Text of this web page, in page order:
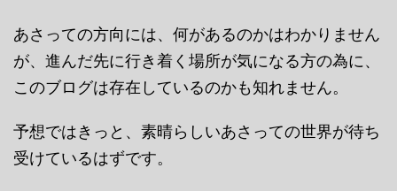
あさっての方向には、何があるのかはわかりません
が、進んだ先に行き着く場所が気になる方の為に、
このブログは存在しているのかも知れません。
予想ではきっと、素晴らしいあさっての世界が待ち
受けているはずです。